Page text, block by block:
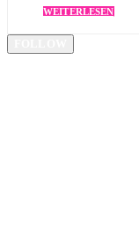
WEITERLESEN